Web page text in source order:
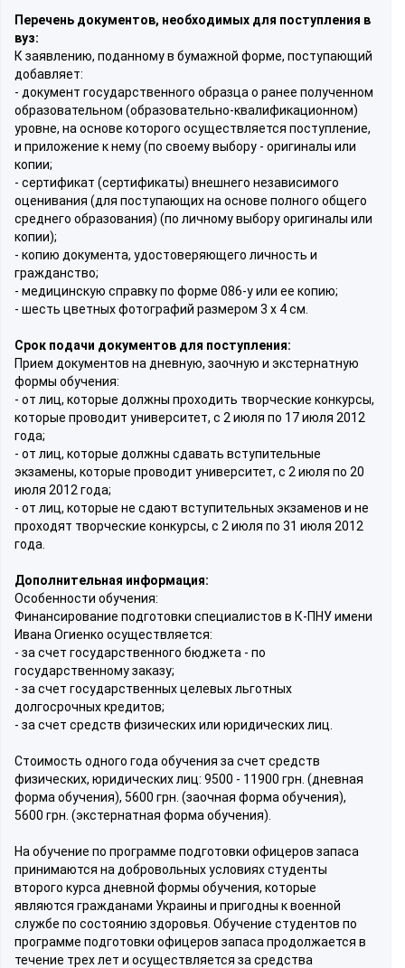
Перечень документов, необходимых для поступления в
вуз:
К заявлению, поданному в бумажной форме, поступающий
добавляет:
- документ государственного образца о ранее полученном
образовательном (образовательно-квалификационном)
уровне, на основе которого осуществляется поступление,
и приложение к нему (по своему выбору - оригиналы или
копии;
- сертификат (сертификаты) внешнего независимого
оценивания (для поступающих на основе полного общего
среднего образования) (по личному выбору оригиналы или
копии);
- копию документа, удостоверяющего личность и
гражданство;
- медицинскую справку по форме 086-у или ее копию;
- шесть цветных фотографий размером 3 х 4 см.
Срок подачи документов для поступления:
Прием документов на дневную, заочную и экстернатную
формы обучения:
- от лиц, которые должны проходить творческие конкурсы,
которые проводит университет, с 2 июля по 17 июля 2012
года;
- от лиц, которые должны сдавать вступительные
экзамены, которые проводит университет, с 2 июля по 20
июля 2012 года;
- от лиц, которые не сдают вступительных экзаменов и не
проходят творческие конкурсы, с 2 июля по 31 июля 2012
года.
Дополнительная информация:
Особенности обучения:
Финансирование подготовки специалистов в К-ПНУ имени
Ивана Огиенко осуществляется:
- за счет государственного бюджета - по
государственному заказу;
- за счет государственных целевых льготных
долгосрочных кредитов;
- за счет средств физических или юридических лиц.
Стоимость одного года обучения за счет средств
физических, юридических лиц: 9500 - 11900 грн. (дневная
форма обучения), 5600 грн. (заочная форма обучения),
5600 грн. (экстернатная форма обучения).
На обучение по программе подготовки офицеров запаса
принимаются на добровольных условиях студенты
второго курса дневной формы обучения, которые
являются гражданами Украины и пригодны к военной
службе по состоянию здоровья. Обучение студентов по
программе подготовки офицеров запаса продолжается в
течение трех лет и осуществляется за средства